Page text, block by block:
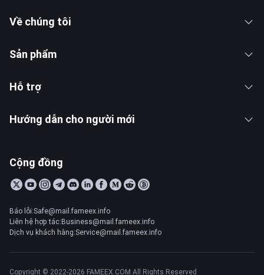
Về chúng tôi
Sản phẩm
Hỗ trợ
Hướng dẫn cho người mới
Cộng đồng
Báo lỗi:Safe@mail.fameex.info
Liên hệ hợp tác:Business@mail.fameex.info
Dịch vụ khách hàng:Service@mail.fameex.info
Copyright © 2022-2026 FAMEEX.COM All Rights Reserved